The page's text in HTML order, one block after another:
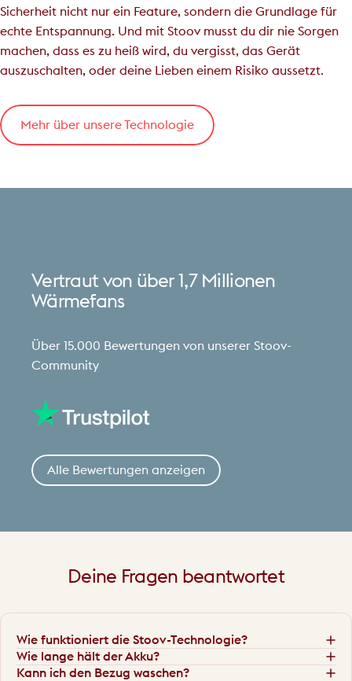
Sicherheit nicht nur ein Feature, sondern die Grundlage für
echte Entspannung. Und mit Stoov musst du dir nie Sorgen
machen, dass es zu heiß wird, du vergisst, das Gerät
auszuschalten, oder deine Lieben einem Risiko aussetzt.
Mehr über unsere Technologie
Vertraut von über 1,7 Millionen
Wärmefans
Über 15.000 Bewertungen von unserer Stoov-
Community
Alle Bewertungen anzeigen
Deine Fragen beantwortet
Wie funktioniert die Stoov-Technologie?
Wie lange hält der Akku?
Kann ich den Bezug waschen?